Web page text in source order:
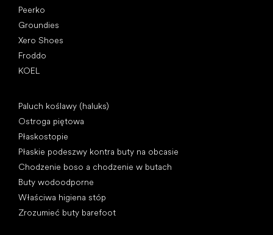
Peerko
Groundies
Xero Shoes
Froddo
KOEL
Paluch koślawy (haluks)
Ostroga piętowa
Płaskostopie
Płaskie podeszwy kontra buty na obcasie
Chodzenie boso a chodzenie w butach
Buty wodoodporne
Właściwa higiena stóp
Zrozumieć buty barefoot